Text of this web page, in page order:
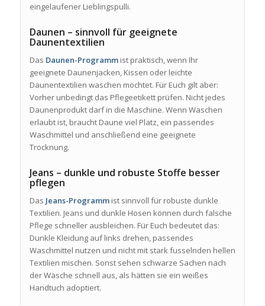
eingelaufener Lieblingspulli.
Daunen – sinnvoll für geeignete
Daunentextilien
Das Daunen-Programmist praktisch, wenn Ihr
geeignete Daunenjacken, Kissen oder leichte
Daunentextilien waschen möchtet. Für Euch gilt aber:
Vorher unbedingt das Pflegeetikett prüfen. Nicht jedes
Daunenprodukt darf in die Maschine. Wenn Waschen
erlaubt ist, braucht Daune viel Platz, ein passendes
Waschmittel und anschließend eine geeignete
Trocknung.
Jeans – dunkle und robuste Stoffe besser
pflegen
Das Jeans-Programmist sinnvoll für robuste dunkle
Textilien. Jeans und dunkle Hosen können durch falsche
Pflege schneller ausbleichen. Für Euch bedeutet das:
Dunkle Kleidung auf links drehen, passendes
Waschmittel nutzen und nicht mit stark fusselnden hellen
Textilien mischen. Sonst sehen schwarze Sachen nach
der Wäsche schnell aus, als hätten sie ein weißes
Handtuch adoptiert.